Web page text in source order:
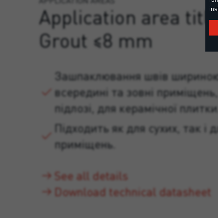
Application area
Grout ≤8 mm
Зашпаклювання швів
всередині та зовні приміщень,
підлозі, для керамічної плитки.
Підходить як для сухих, так і
приміщень.
See all details
Download technical datasheet